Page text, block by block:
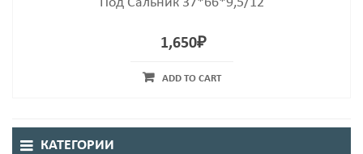
1,650₽
ADD TO CART
КАТЕГОРИИ